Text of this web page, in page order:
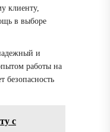
клиенту,
в выборе
и
работы на
безопасность
с